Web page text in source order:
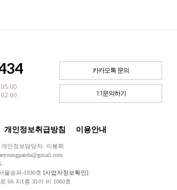
카카오톡 문의
1:1문의하기
개인정보취급방침 이용안내
인정보담당자: 이봉희
울송파-1930호 [사업자정보확인]
66 지1층 와이 비 1060호